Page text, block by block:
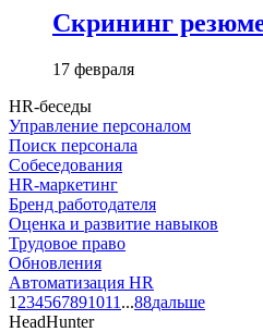
Скрининг
17 февраля
HR-беседы
Управление персоналом
Поиск персонала
Собеседования
HR-маркетинг
Бренд работодателя
Оценка и развитие навыков
Трудовое право
Обновления
Автоматизация HR
1 234567891011 ...88дальше
HeadHunter